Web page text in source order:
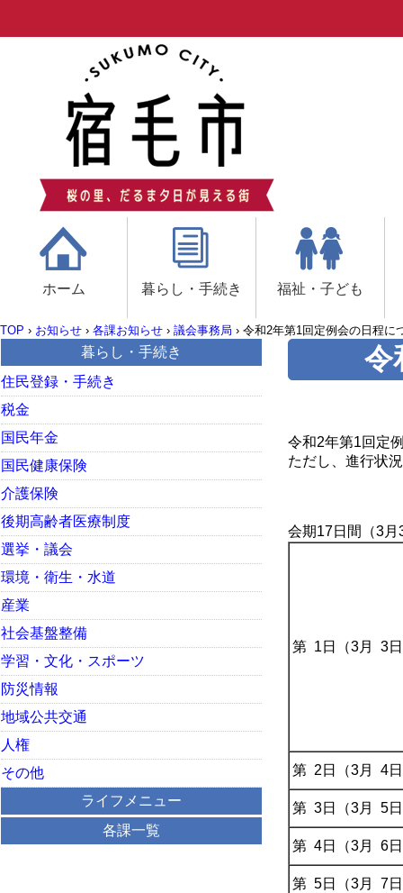
ホーム 暮らし・手続き 福祉・子ども
TOP › お知らせ › 各課お知らせ › 議会事務局 › 令和2年第1回定例会の日程に
令
令和2年第1回定
ただし、進行状
会期17日間（3
第 1日（3月 3
第 2日（3月 4
第 3日（3月 5
第 4日（3月 6
第 5日（3月 7
暮らし・手続き
住民登録・手続き
税金
国民年金
国民健康保険
介護保険
後期高齢者医療制度
選挙・議会
環境・衛生・水道
産業
社会基盤整備
学習・文化・スポーツ
防災情報
地域公共交通
人権
その他
ライフメニュー
各課一覧